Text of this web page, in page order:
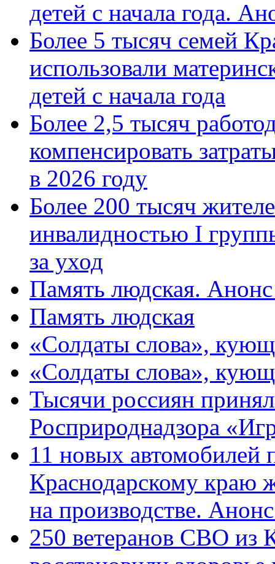
детей с начала года.
Более 5 тысяч семей
использовали
детей с начала года
Более 2,5 тысяч
компенсировать
в 2026 году
Более 200 тысяч
инвалидностью I
за уход
Память людская.
Память людская
«Солдаты слова»,
«Солдаты слова»,
Тысячи россиян
Росприроднадзора
11 новых автомобилей
Краснодарскому краю
на производстве.
250 ветеранов СВО из